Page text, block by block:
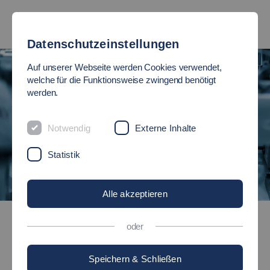
Automatisierungstechnik und Produktionsinformatik an der
Datenschutzeinstellungen
Auf unserer Webseite werden Cookies verwendet,
welche für die Funktionsweise zwingend benötigt
werden.
Notwendig Externe Inhalte
Statistik
Alle akzeptieren
oder
Speichern & Schließen